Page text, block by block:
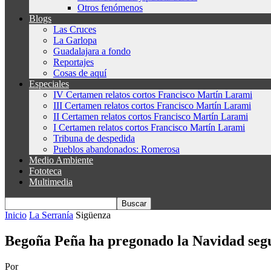
Otros fenómenos
Blogs
Las Cruces
La Garlopa
Guadalajara a fondo
Reportajes
Cosas de aquí
Especiales
IV Certamen relatos cortos Francisco Martín Larami
III Certamen relatos cortos Francisco Martín Larami
II Certamen relatos cortos Francisco Martín Larami
I Certamen relatos cortos Francisco Martín Larami
Tribuna de despedida
Pueblos abandonados: Romerosa
Medio Ambiente
Fototeca
Multimedia
Inicio La Serranía Sigüenza
Begoña Peña ha pregonado la Navidad
Por